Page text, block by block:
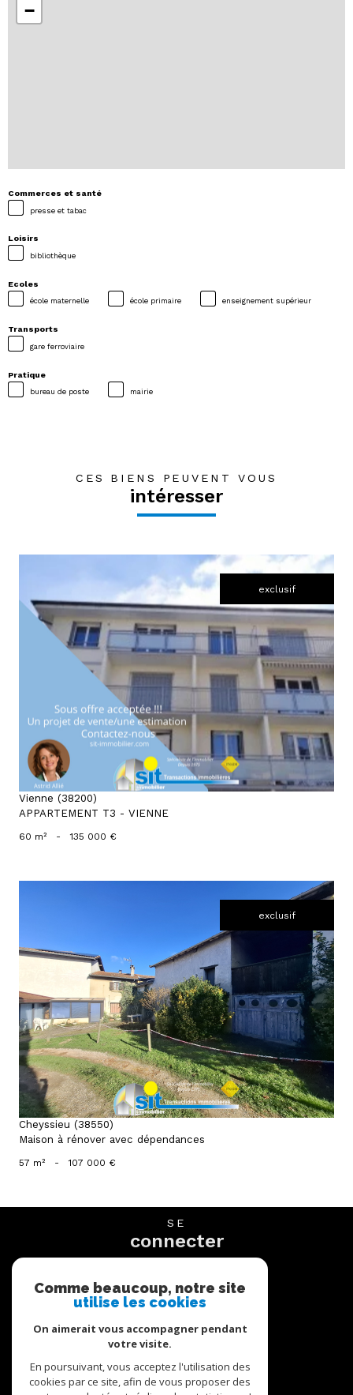
−
Commerces et santé
presse et tabac
Loisirs
bibliothèque
Ecoles
école maternelle école primaire enseignement supérieur
Transports
gare ferroviaire
Pratique
bureau de poste mairie
CES BIENS PEUVENT VOUS
intéresser
exclusif
voir le bien
Vienne (38200)
APPARTEMENT T3 - VIENNE
60 m² - 135 000 €
exclusif
voir le bien
Cheyssieu (38550)
Maison à rénover avec dépendances
57 m² - 107 000 €
SE
connecter
NOUS
suivre
Comme beaucoup, notre site
utilise les cookies
On aimerait vous accompagner pendant
votre visite.
En poursuivant, vous acceptez l'utilisation des
cookies par ce site, afin de vous proposer des